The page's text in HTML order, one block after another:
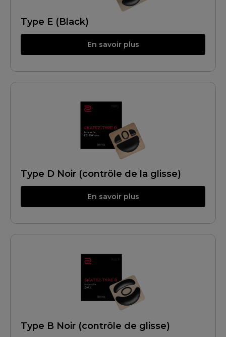
Type E (Black)
En savoir plus
Type D Noir (contrôle de la glisse)
En savoir plus
Type B Noir (contrôle de glisse)